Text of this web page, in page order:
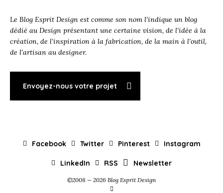
Le Blog Esprit Design est comme son nom l’indique un blog
dédié au Design présentant une certaine vision, de l’idée à la
création, de l’inspiration à la fabrication, de la main à l’outil,
de l’artisan au designer.
Envoyez-nous votre projet
Facebook Twitter Pinterest Instagram
LinkedIn RSS Newsletter
©2008 — 2026 Blog Esprit Design